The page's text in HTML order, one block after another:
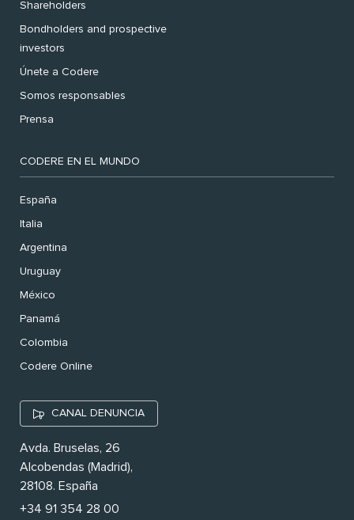
Shareholders
Bondholders and prospective
investors
Únete a Codere
Somos responsables
Prensa
CODERE EN EL MUNDO
España
Italia
Argentina
Uruguay
México
Panamá
Colombia
Codere Online
CANAL DENUNCIA
Avda. Bruselas, 26
Alcobendas (Madrid),
28108. España
+34 91 354 28 00